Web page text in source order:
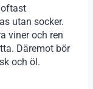
utan socker.
viner och ren
Däremot bör
och öl.